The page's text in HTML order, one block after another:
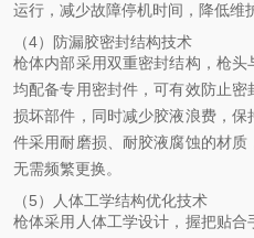
运行，减少故障停机时间，降低维
（4）防漏胶密封结构技术
枪体内部采用双重密封结构，枪
均配备专用密封件，可有效防止
损坏部件，同时减少胶液浪费，
件采用耐磨损、耐胶液腐蚀的材质
无需频繁更换。
（5）人体工学结构优化技术
枪体采用人体工学设计，握把贴